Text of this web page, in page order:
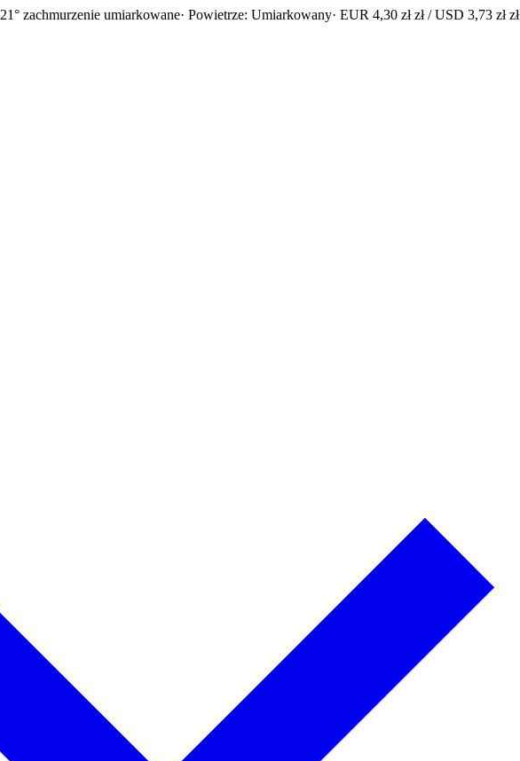
21° zachmurzenie umiarkowane· Powietrze: Umiarkowany· EUR 4,30 zł zł / USD 3,73 zł zł